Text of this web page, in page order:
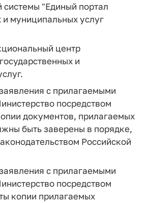
"Единый портал
и муниципальных услуг
центр
и
с прилагаемыми
посредством
документов, прилагаемых
быть заверены в порядке,
Российской
с прилагаемыми
посредством
копии прилагаемых